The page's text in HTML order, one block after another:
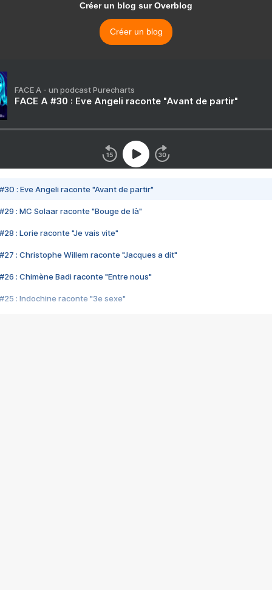
Créer un blog sur Overblog
Créer un blog
FACE A - un podcast Purecharts
FACE A #30 : Eve Angeli raconte "Avant de partir"
#30 : Eve Angeli raconte "Avant de partir"
#29 : MC Solaar raconte "Bouge de là"
#28 : Lorie raconte "Je vais vite"
#27 : Christophe Willem raconte "Jacques a dit"
#26 : Chimène Badi raconte "Entre nous"
#25 : Indochine raconte "3e sexe"